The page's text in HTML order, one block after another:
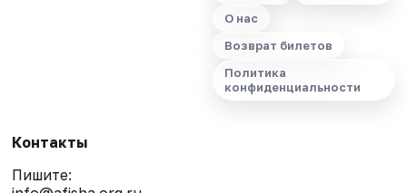
О нас
Возврат билетов
Политика
конфиденциальности
Контакты
Пишите: